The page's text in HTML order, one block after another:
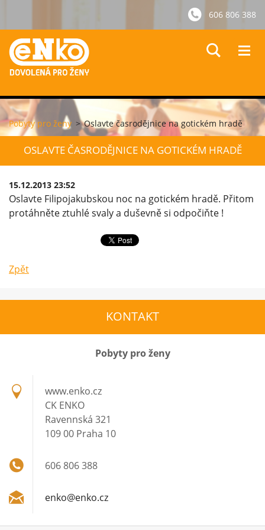
606 806 388
Pobyty pro ženy > Oslavte časrodějnice na gotickém hradě
OSLAVTE ČASRODĚJNICE NA GOTICKÉM HRADĚ
15.12.2013 23:52
Oslavte Filipojakubskou noc na gotickém hradě. Přitom
protáhněte ztuhlé svaly a duševně si odpočiňte !
Zpět
KONTAKT
Pobyty pro ženy
www.enko.cz
CK ENKO
Ravennská 321
109 00 Praha 10
606 806 388
enko@enko.cz